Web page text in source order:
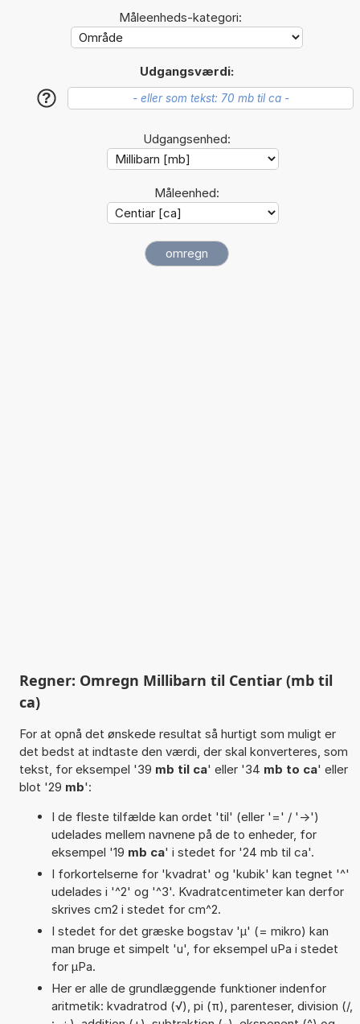
Måleenheds-kategori:
Udgangsværdi:
?
Udgangsenhed:
Måleenhed:
Regner: Omregn Millibarn til Centiar (mb til
ca)
For at opnå det ønskede resultat så hurtigt som muligt er
det bedst at indtaste den værdi, der skal konverteres, som
tekst, for eksempel '39 mb til ca' eller '34 mb to ca' eller
blot '29 mb':
I de fleste tilfælde kan ordet 'til' (eller '=' / '->')
udelades mellem navnene på de to enheder, for
eksempel '19 mb ca' i stedet for '24 mb til ca'.
I forkortelserne for 'kvadrat' og 'kubik' kan tegnet '^'
udelades i '^2' og '^3'. Kvadratcentimeter kan derfor
skrives cm2 i stedet for cm^2.
I stedet for det græske bogstav 'µ' (= mikro) kan
man bruge et simpelt 'u', for eksempel uPa i stedet
for µPa.
Her er alle de grundlæggende funktioner indenfor
aritmetik: kvadratrod (√), pi (π), parenteser, division (/,